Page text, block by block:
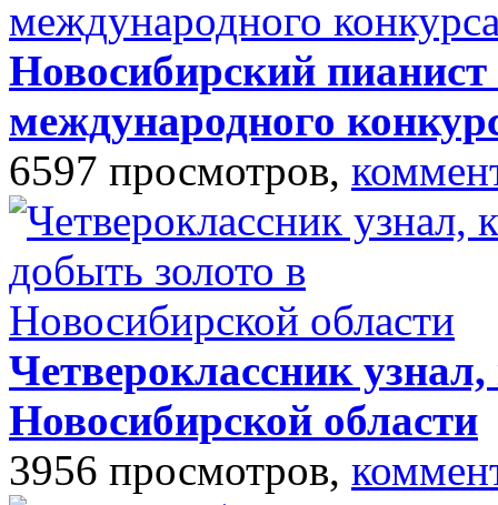
Новосибирский пианист
международного
6597 просмотров,
Четвероклассник
Новосибирской области
3956 просмотров,